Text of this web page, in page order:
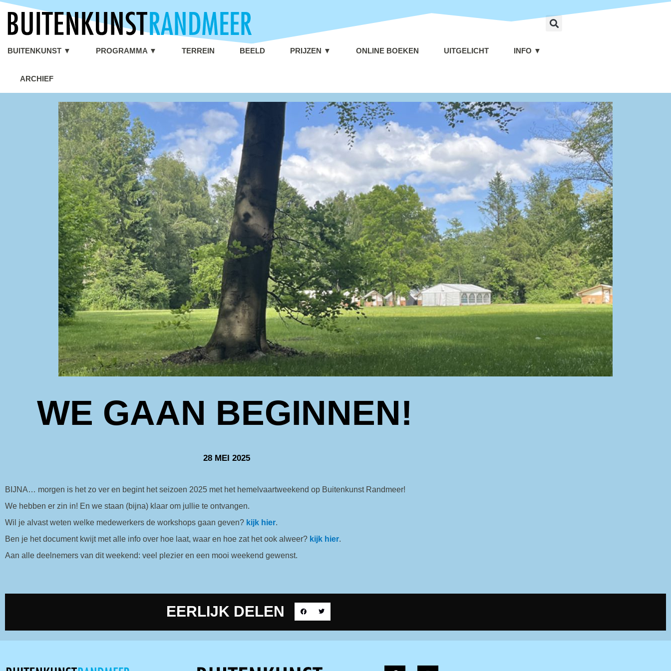
BUITENKUNST ▼ PROGRAMMA ▼ TERREIN BEELD PRIJZEN ▼ ONLINE BOEKEN UITGELICHT INFO ▼
ARCHIEF
WE GAAN BEGINNEN!
28 MEI 2025
BIJNA… morgen is het zo ver en begint het seizoen 2025 met het hemelvaartweekend op Buitenkunst Randmeer!
We hebben er zin in! En we staan (bijna) klaar om jullie te ontvangen.
Wil je alvast weten welke medewerkers de workshops gaan geven? kijk hier.
Ben je het document kwijt met alle info over hoe laat, waar en hoe zat het ook alweer? kijk hier.
Aan alle deelnemers van dit weekend: veel plezier en een mooi weekend gewenst.
EERLIJK DELEN